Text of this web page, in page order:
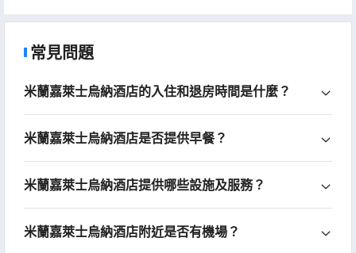
常見問題
米蘭嘉萊士烏納酒店的入住和退房時間是什麼？
米蘭嘉萊士烏納酒店是否提供早餐？
米蘭嘉萊士烏納酒店提供哪些設施及服務？
米蘭嘉萊士烏納酒店附近是否有機場？